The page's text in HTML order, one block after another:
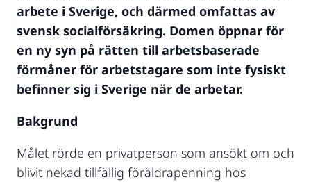
arbete i Sverige, och därmed omfattas av
svensk socialförsäkring. Domen öppnar för
en ny syn på rätten till arbetsbaserade
förmåner för arbetstagare som inte fysiskt
befinner sig i Sverige när de arbetar.
Bakgrund
Målet rörde en privatperson som ansökt om och
blivit nekad tillfällig föräldrapenning hos